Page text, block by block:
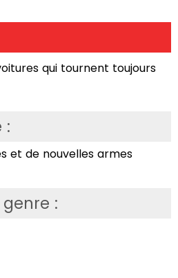
qui tournent toujours
:
et de nouvelles armes
: